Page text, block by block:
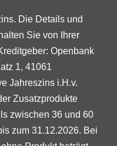
Die Details und
Sie von Ihrer
Openbank
1, 41061
Jahreszins i.H.v.
Zusatzprodukte
zwischen 36 und 60
zum 31.12.2026. Bei